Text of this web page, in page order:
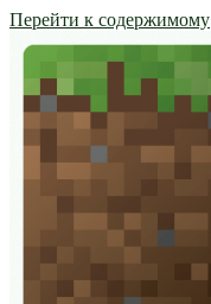
Перейти к содержимому